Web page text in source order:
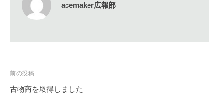
acemaker広報部
投
稿
前の投稿
古物商を取得しました